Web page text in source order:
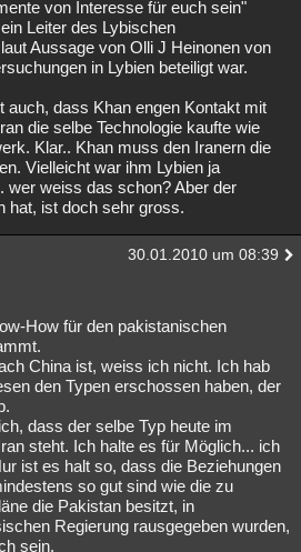
von Interesse für euch sein"
Leiter des Lybischen
Aussage von Olli J Heinonen von
in Lybien beteiligt war.
auch, dass Khan engen Kontakt mit
die selbe Technologie kaufte wie
Klar.. Khan muss den Iranern die
Vielleicht war ihm Lybien ja
wer weiss das schon? Aber der
hat, ist doch sehr gross.
30.01.2010 um 08:39
How für den pakistanischen
China ist, weiss ich nicht. Ich hab
den Typen erschossen haben, der
dass der selbe Typ heute im
steht. Ich halte es für Möglich... ich
ist es halt so, dass die Beziehungen
so gut sind wie die zu
die Pakistan besitzt, in
Regierung rausgegeben wurden,
sein.